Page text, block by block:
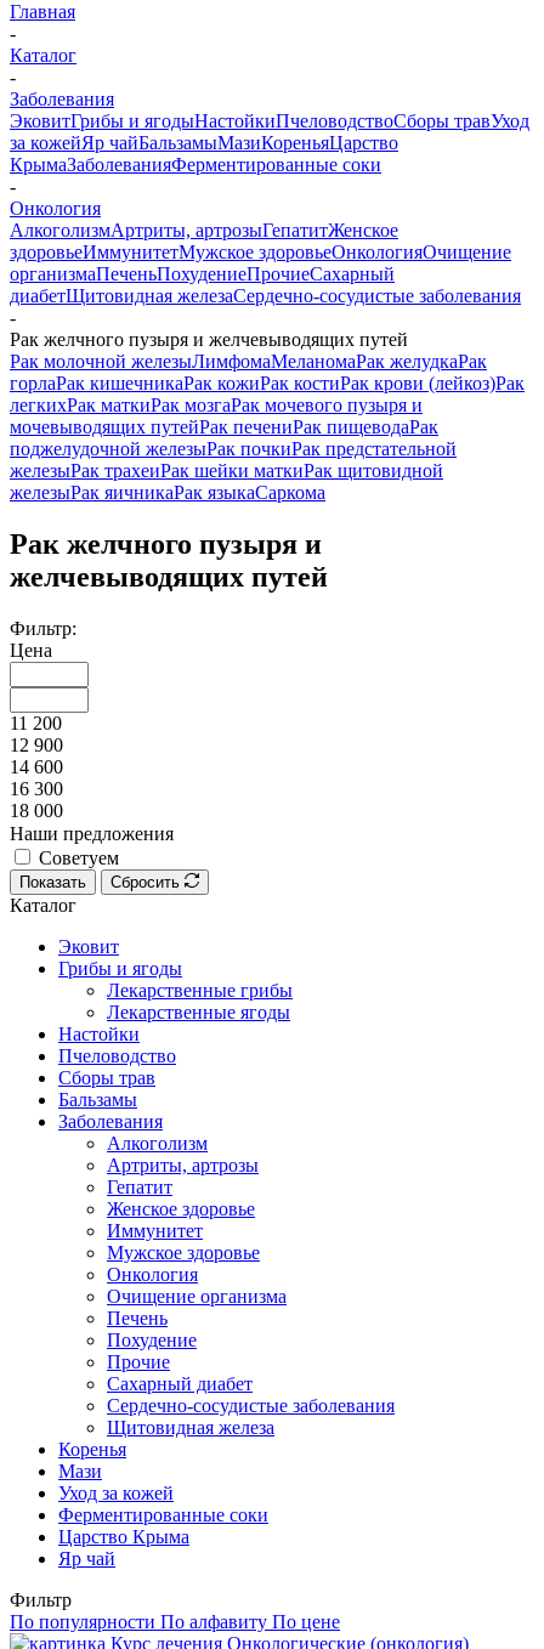
Главная
-
Каталог
-
Заболевания
ЭковитГрибы и ягодыНастойкиПчеловодствоСборы травУход
за кожейЯр чайБальзамыМазиКореньяЦарство
КрымаЗаболеванияФерментированные соки
-
Онкология
АлкоголизмАртриты, артрозыГепатитЖенское
здоровьеИммунитетМужское здоровьеОнкологияОчищение
организмаПеченьПохудениеПрочиеСахарный
диабетЩитовидная железаСердечно-сосудистые заболевания
-
Рак желчного пузыря и желчевыводящих путей
Pак молочной железыЛимфомаМеланомаРак желудкаРак
горлаРак кишечникаРак кожиРак костиРак крови (лейкоз)Рак
легкихРак маткиРак мозгаРак мочевого пузыря и
мочевыводящих путейРак печениРак пищеводаРак
поджелудочной железыРак почкиРак предстательной
железыРак трахеиРак шейки маткиРак щитовидной
железыРак яичникаРак языкаСаркома
Рак желчного пузыря и
желчевыводящих путей
Фильтр:
Цена
11 200
12 900
14 600
16 300
18 000
Наши предложения
Советуем
Показать Сбросить
Каталог
Эковит
Грибы и ягоды
Лекарственные грибы
Лекарственные ягоды
Настойки
Пчеловодство
Сборы трав
Бальзамы
Заболевания
Алкоголизм
Артриты, артрозы
Гепатит
Женское здоровье
Иммунитет
Мужское здоровье
Онкология
Очищение организма
Печень
Похудение
Прочие
Сахарный диабет
Сердечно-сосудистые заболевания
Щитовидная железа
Коренья
Мази
Уход за кожей
Ферментированные соки
Царство Крыма
Яр чай
Фильтр
По популярности По алфавиту По цене